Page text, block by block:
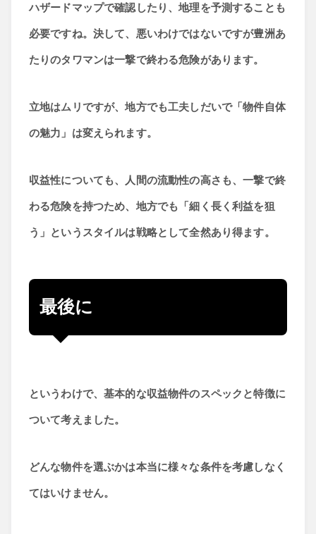
ハザードマップで確認したり、地理を予測することも
必要ですね。決して、悪いわけではないですが豊洲あ
たりのタワマンは一撃で終わる危険があります。
立地はムリですが、地方でも工夫しだいで「物件自体
の魅力」は変えられます。
収益性についても、人間の流動性の高さも、一撃で終
わる危険を持つため、地方でも「細く長く利益を狙
う」というスタイルは戦略として全然あり得ます。
最後に
というわけで、基本的な収益物件のスペックと特徴に
ついて考えました。
どんな物件を選ぶかは本当に様々な条件を考慮しなく
てはいけません。